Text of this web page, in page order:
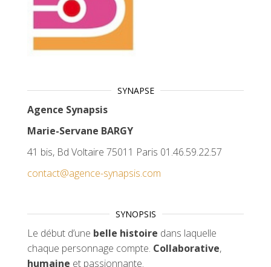
SYNAPSE
Agence Synapsis
Marie-Servane BARGY
41 bis, Bd Voltaire 75011 Paris 01.46.59.22.57
contact@agence-synapsis.com
SYNOPSIS
Le début d’une belle histoire dans laquelle
chaque personnage compte. Collaborative,
humaine et passionnante.